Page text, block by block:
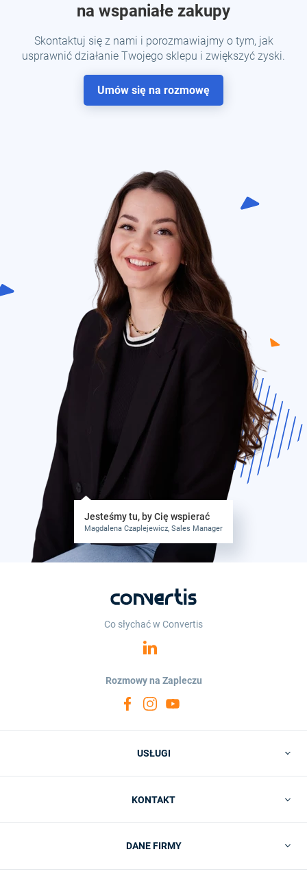
na wspaniałe zakupy
Skontaktuj się z nami i porozmawiajmy o tym, jak
usprawnić działanie Twojego sklepu i zwiększyć zyski.
Umów się na rozmowę
Jesteśmy tu, by Cię wspierać
Magdalena Czaplejewicz, Sales Manager
Co słychać w Convertis
Rozmowy na Zapleczu
USŁUGI
KONTAKT
DANE FIRMY